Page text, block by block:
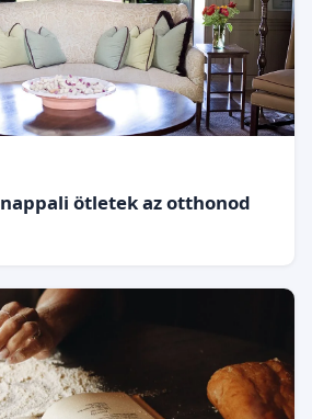
ötletek az otthonod